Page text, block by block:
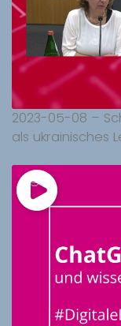
2023-05-08 –
als ukrainisches